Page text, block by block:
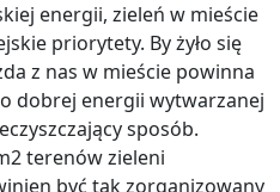
energii, zieleń w mieście
priorytety. By żyło się
z nas w mieście powinna
dobrej energii wytwarzanej
sposób.
terenów zieleni
być tak zorganizowany